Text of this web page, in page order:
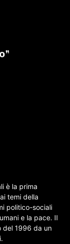
è la prima
temi della
politico-sociali
e la pace. Il
del 1996 da un